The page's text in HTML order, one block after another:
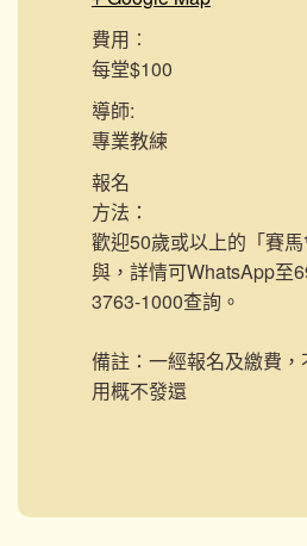
費用︰
每堂$100
導師:
專業教練
報名
方法：
歡迎50歲或以上的「賽
與，詳情可WhatsApp至
3763-1000查詢。
備註：一經報名及繳費
用概不發還